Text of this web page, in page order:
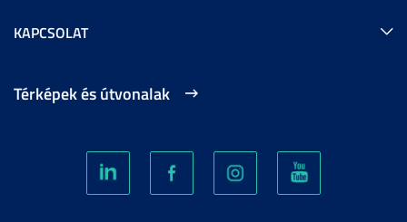
KAPCSOLAT
Térképek és útvonalak